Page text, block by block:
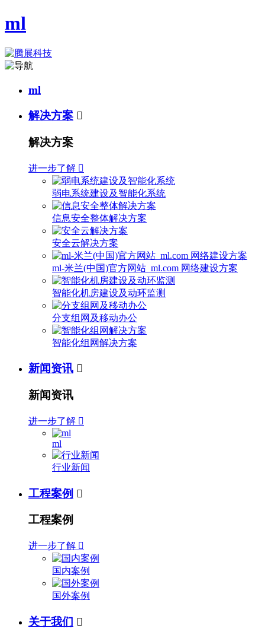
ml
ml
解决方案 
解决方案
进一步了解 
弱电系统建设及智能化系统
信息安全整体解决方案
安全云解决方案
ml-米兰(中国)官方网站_ml.com 网络建设方案
智能化机房建设及动环监测
分支组网及移动办公
智能化组网解决方案
新闻资讯 
新闻资讯
进一步了解 
ml
行业新闻
工程案例 
工程案例
进一步了解 
国内案例
国外案例
关于我们 